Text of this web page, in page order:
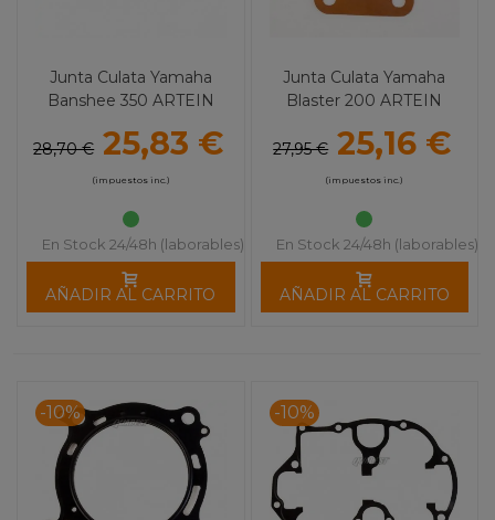
Junta Culata Yamaha
Banshee 350 ARTEIN
28,70 € 25,83 €
(impuestos inc.)
En Stock 24/48h (laborables)
AÑADIR AL CARRITO
Junta Culata Yamaha
Blaster 200 ARTEIN
27,95 € 25,16 €
(impuestos inc.)
En Stock 24/48h (laborables)
AÑADIR AL CARRITO
-10% -10%